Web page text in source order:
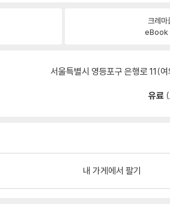
크레마
eBook
서울특별시 영등포구 은행로 11(
유료
내 가게에서 팔기